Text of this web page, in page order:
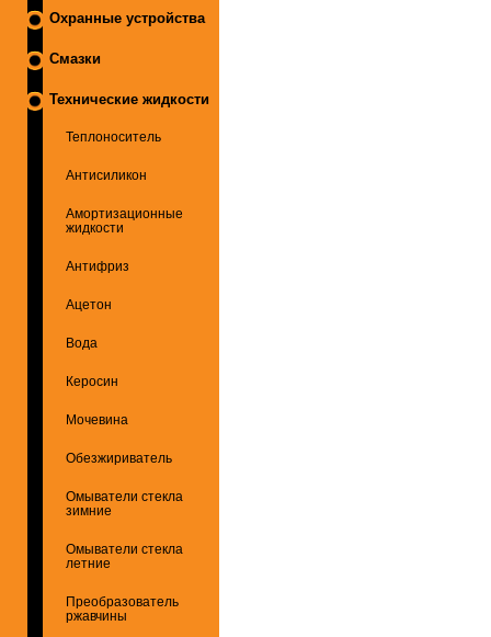
Охранные устройства
Смазки
Технические жидкости
Теплоноситель
Антисиликон
Амортизационные
жидкости
Антифриз
Ацетон
Вода
Керосин
Мочевина
Обезжириватель
Омыватели стекла
зимние
Омыватели стекла
летние
Преобразователь
ржавчины